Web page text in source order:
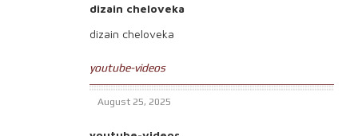
dizain cheloveka
dizain cheloveka
youtube-videos
August 25, 2025